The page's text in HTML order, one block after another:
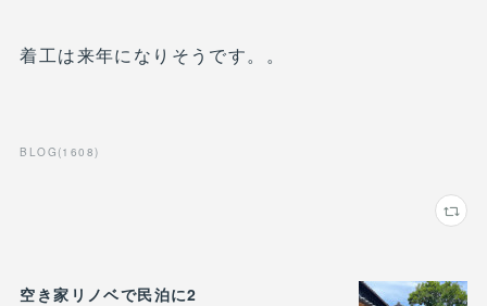
着工は来年になりそうです。。
BLOG (1608)
空き家リノベで民泊に2